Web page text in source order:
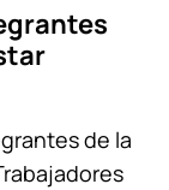
de la